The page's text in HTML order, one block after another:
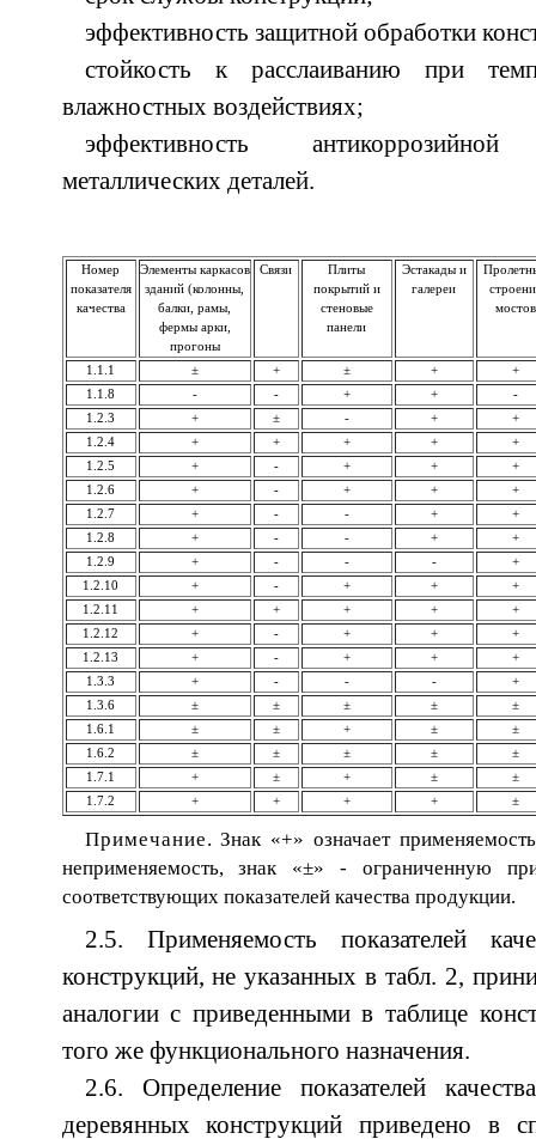
эффективность защитной обработки
стойкость к расслаиванию при
влажностных воздействиях;
эффективность
металлических деталей.
Номер
показателя
качества
Элементы каркасов
зданий (колонны,
балки, рамы,
фермы арки,
прогоны
Связи
Плиты
покрытий и
стеновые
панели
Эстакады и
галереи
мостов
1.1.1 ± + ± +
+
1.1.8
- - + +
-
1.2.3
+ ± - +
+
1.2.4
+ + + +
+
1.2.5
+ - + +
+
1.2.6
+ - + +
+
1.2.7
+ - - +
+
1.2.8
+ - - +
+
1.2.9
+ - - -
+
1.2.10
+ - + +
+
1.2.11
+ + + +
+
1.2.12
+ - + +
+
1.2.13
+ - + +
+
1.3.3
+ - - -
+
1.3.6
± ± ± ±
±
1.6.1
± ± + ±
±
1.6.2
± ± ± ±
±
1.7.1
+ ± + ±
±
1.7.2
+ + + + ±
Примечание. Знак «+» означает
неприменяемость, знак «±» - ограниченную
соответствующих показателей качества продукции.
2.5. Применяемость показателей
конструкций, не указанных в табл. 2,
аналогии с приведенными в таблице
того же функционального назначения.
2.6. Определение показателей
деревянных конструкций приведено в